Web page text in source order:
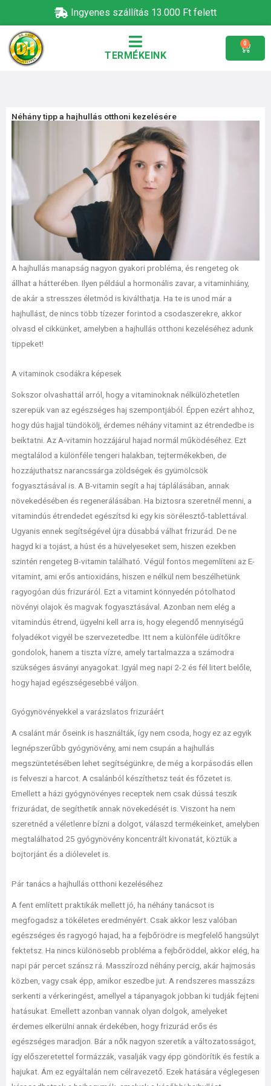
content
Ingyenes szállítás 13.000 Ft felett
TERMÉKEINK
0
Kosár
Néhány tipp a hajhullás otthoni kezelésére
A hajhullás manapság nagyon gyakori probléma, és rengeteg ok
állhat a hátterében. Ilyen például a hormonális zavar, a vitaminhiány,
de akár a stresszes életmód is kiválthatja. Ha te is unod már a
hajhullást, de nincs több tízezer forintod a csodaszerekre, akkor
olvasd el cikkünket, amelyben a hajhullás otthoni kezeléséhez adunk
tippeket!
A vitaminok csodákra képesek
Sokszor olvashattál arról, hogy a vitaminoknak nélkülözhetetlen
szerepük van az egészséges haj szempontjából. Éppen ezért ahhoz,
hogy dús hajjal tündökölj, érdemes néhány vitamint az étrendedbe is
beiktatni. Az A-vitamin hozzájárul hajad normál működéséhez. Ezt
megtalálod a különféle tengeri halakban, tejtermékekben, de
hozzájuthatsz narancssárga zöldségek és gyümölcsök
fogyasztásával is. A B-vitamin segít a haj táplálásában, annak
növekedésében és regenerálásában. Ha biztosra szeretnél menni, a
vitamindús étrendedet egészítsd ki egy kis sörélesztő-tablettával.
Ugyanis ennek segítségével újra dúsabbá válhat frizurád. De ne
hagyd ki a tojást, a húst és a hüvelyeseket sem, hiszen ezekben
szintén rengeteg B-vitamin található. Végül fontos megemlíteni az E-
vitamint, ami erős antioxidáns, hiszen e nélkül nem beszélhetünk
ragyogóan dús frizuráról. Ezt a vitamint könnyedén pótolhatod
növényi olajok és magvak fogyasztásával. Azonban nem elég a
vitamindús étrend, ügyelni kell arra is, hogy elegendő mennyiségű
folyadékot vigyél be szervezetedbe. Itt nem a különféle üdítőkre
gondolok, hanem a tiszta vízre, amely tartalmazza a számodra
szükséges ásványi anyagokat. Igyál meg napi 2-2 és fél litert belőle,
hogy hajad egészségesebbé váljon.
Gyógynövényekkel a varázslatos frizuráért
A csalánt már őseink is használták, így nem csoda, hogy ez az egyik
legnépszerűbb gyógynövény, ami nem csupán a hajhullás
megszüntetésében lehet segítségünkre, de még a korpásodás ellen
is felveszi a harcot. A csalánból készíthetsz teát és főzetet is.
Emellett a házi gyógynövényes receptek nem csak dússá teszik
frizurádat, de segíthetik annak növekedését is. Viszont ha nem
szeretnéd a véletlenre bízni a dolgot, válaszd termékeinket, amelyben
megtalálhatod 25 gyógynövény koncentrált kivonatát, köztük a
bojtorjánt és a diólevelet is.
Pár tanács a hajhullás otthoni kezeléséhez
A fent említett praktikák mellett jó, ha néhány tanácsot is
megfogadsz a tökéletes eredményért. Csak akkor lesz valóban
egészséges és ragyogó hajad, ha a fejbőrödre is megfelelő hangsúlyt
fektetsz. Ha nincs különösebb probléma a fejbőröddel, akkor elég, ha
napi pár percet szánsz rá. Masszírozd néhány percig, akár hajmosás
közben, vagy csak épp, amikor eszedbe jut. A rendszeres masszázs
serkenti a vérkeringést, amellyel a tápanyagok jobban ki tudják fejteni
hatásukat. Emellett azonban vannak olyan dolgok, amelyeket
érdemes elkerülni annak érdekében, hogy frizurád erős és
egészséges maradjon. Bár a nők nagyon szeretik a változatosságot,
így előszeretettel formázzák, vasalják vagy épp göndörítik és festik a
hajukat. Ám ez egyáltalán nem célravezető. Ezek hatására véglegesen